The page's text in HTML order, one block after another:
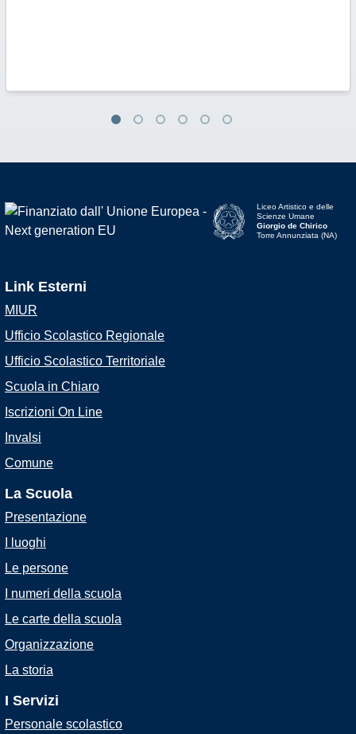
Liceo Artistico e delle
Scienze Umane
Giorgio de Chirico
Torre Annunziata (NA)
Link Esterni
MIUR
Ufficio Scolastico Regionale
Ufficio Scolastico Territoriale
Scuola in Chiaro
Iscrizioni On Line
Invalsi
Comune
La Scuola
Presentazione
I luoghi
Le persone
I numeri della scuola
Le carte della scuola
Organizzazione
La storia
I Servizi
Personale scolastico